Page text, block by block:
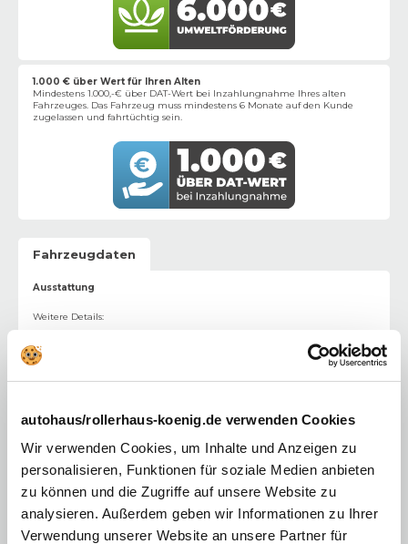
autohaus/rollerhaus-koenig.de verwenden Cookies
Wir verwenden Cookies, um Inhalte und Anzeigen zu
personalisieren, Funktionen für soziale Medien anbieten
zu können und die Zugriffe auf unsere Website zu
analysieren. Außerdem geben wir Informationen zu Ihrer
Verwendung unserer Website an unsere Partner für
1.000 € über Wert für Ihren Alten
Mindestens 1.000,-€ über DAT-Wert bei Inzahlungnahme Ihres alten
Fahrzeuges. Das Fahrzeug muss mindestens 6 Monate auf den Kunde
zugelassen und fahrtüchtig sein.
Fahrzeugdaten
Ausstattung
Weitere Details:
Unterfahrschutz in Grau
Seitenscheiben hinten und Heckscheibe abgedunkelt
Armaturenbrett in Silber